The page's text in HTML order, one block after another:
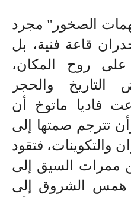
الصخور" مجرد
قاعة فنية، بل
روح المكان،
والحجر
فاديا ماتوخ أن
تترجم صمتها إلى
والتكوينات، فتقود
ممرات السيق إلى
همس الشروق إلى